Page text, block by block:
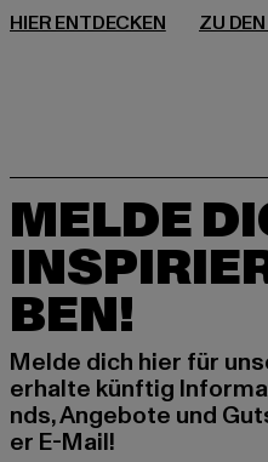
MELDE
BEN!
Melde dich hier für
erhalte künftig
nds, Angebote und
er E-Mail!